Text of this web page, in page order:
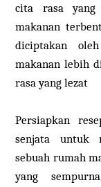
cita rasa
makanan
diciptakan
makanan lebih
rasa yang lezat
Persiapkan
senjata untuk
sebuah rumah
yang